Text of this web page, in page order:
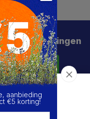
en kortingen
Abonneer
website
m.b.t. de
aanbieding
€5 korting!